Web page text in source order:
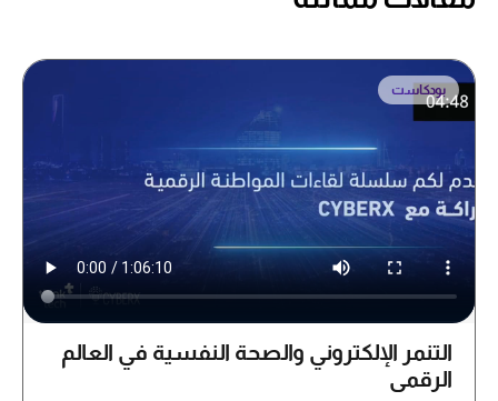
بودكاست
التنمر الإلكتروني والصحة النفسية في العالم
الرقمي